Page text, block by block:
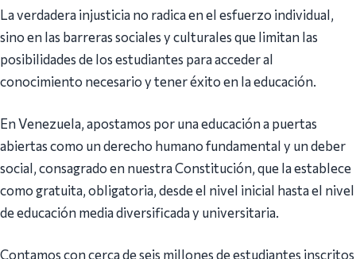
La verdadera injusticia no radica en el esfuerzo individual,
sino en las barreras sociales y culturales que limitan las
posibilidades de los estudiantes para acceder al
conocimiento necesario y tener éxito en la educación.
En Venezuela, apostamos por una educación a puertas
abiertas como un derecho humano fundamental y un deber
social, consagrado en nuestra Constitución, que la establece
como gratuita, obligatoria, desde el nivel inicial hasta el nivel
de educación media diversificada y universitaria.
Contamos con cerca de seis millones de estudiantes inscritos